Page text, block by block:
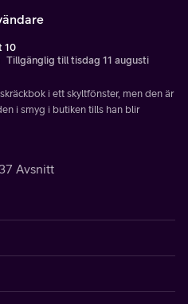
10
Tillgänglig till tisdag 11 augusti
i ett skyltfönster, men den är
i smyg i butiken tills han blir
Avsnitt